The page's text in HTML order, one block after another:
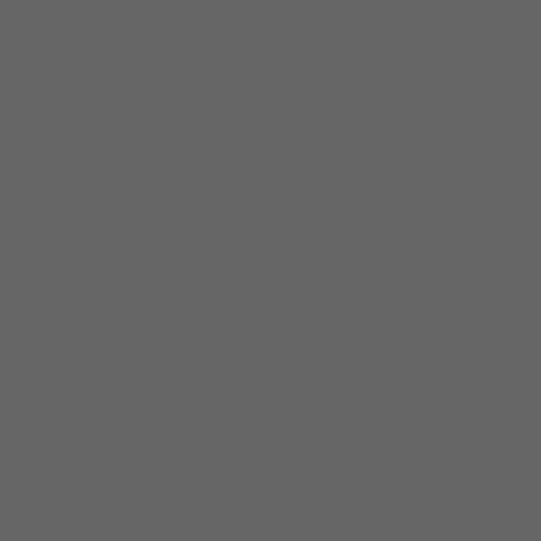
je na nasze zlecenie,
danych na podstawie
oparciu o stosowną podstawę
zbierane są przez naszych
ich przetwarzania. Możesz
praw wymienionych